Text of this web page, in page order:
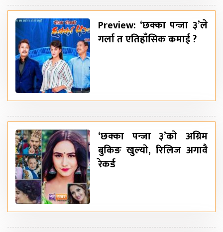
Preview: ‘छक्का पन्जा ३’ले
गर्ला त एतिहाँसिक कमाई ?
‘छक्का पन्जा ३’को अग्रिम
बुकिङ खुल्यो, रिलिज अगावै
रेकर्ड